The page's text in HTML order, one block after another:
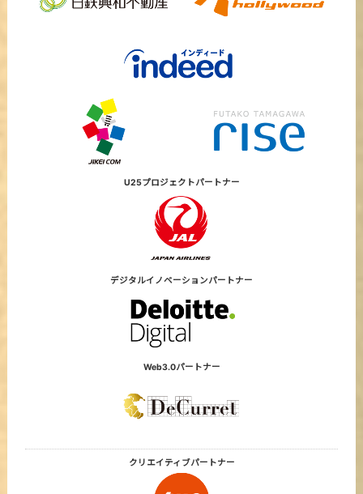
U25プロジェクトパートナー
デジタルイノベーションパートナー
Web3.0パートナー
クリエイティブパートナー